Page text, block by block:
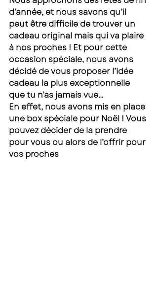
d’année, et nous savons qu’il
peut être difficile de trouver un
cadeau original mais qui va plaire
à nos proches ! Et pour cette
occasion spéciale, nous avons
décidé de vous proposer l’idée
cadeau la plus exceptionnelle
que tu n’as jamais vue…
En effet, nous avons mis en place
une box spéciale pour Noël ! Vous
pouvez décider de la prendre
pour vous ou alors de l’offrir pour
vos proches